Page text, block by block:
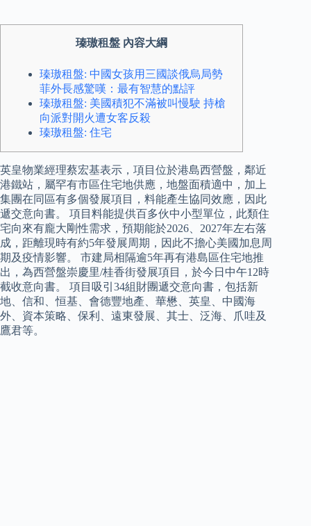
瑧璈租盤 內容大綱
瑧璈租盤: 中國女孩用三國談俄烏局勢
菲外長感驚嘆：最有智慧的點評
瑧璈租盤: 美國積犯不滿被叫慢駛 持槍
向派對開火遭女客反殺
瑧璈租盤: 住宅
英皇物業經理蔡宏基表示，項目位於港島西營盤，鄰近
港鐵站，屬罕有市區住宅地供應，地盤面積適中，加上
集團在同區有多個發展項目，料能產生協同效應，因此
遞交意向書。 項目料能提供百多伙中小型單位，此類住
宅向來有龐大剛性需求，預期能於2026、2027年左右落
成，距離現時有約5年發展周期，因此不擔心美國加息周
期及疫情影響。 市建局相隔逾5年再有港島區住宅地推
出，為西營盤崇慶里/桂香街發展項目，於今日中午12時
截收意向書。 項目吸引34組財團遞交意向書，包括新
地、信和、恒基、會德豐地產、華懋、英皇、中國海
外、資本策略、保利、遠東發展、其士、泛海、爪哇及
鷹君等。